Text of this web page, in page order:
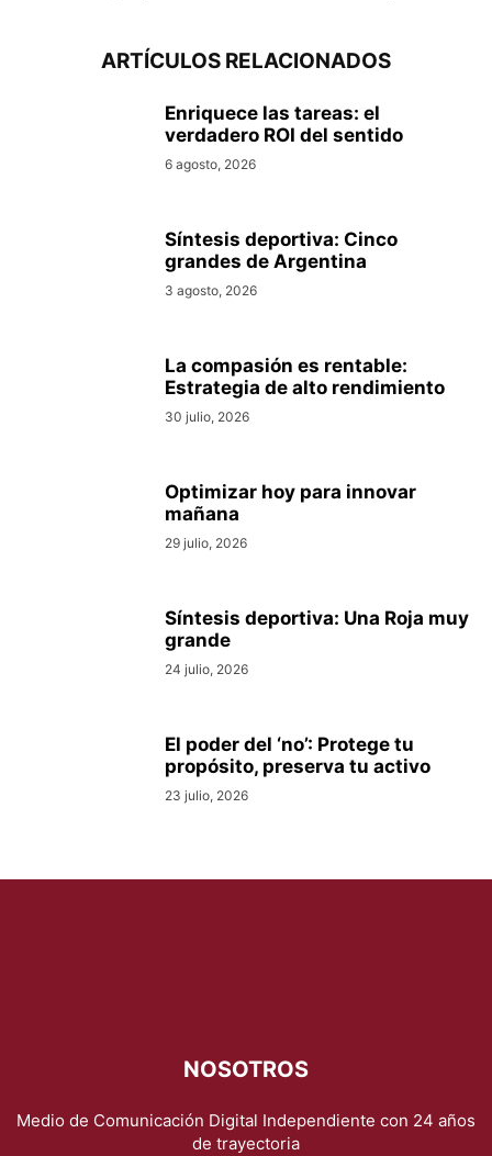
ARTÍCULOS RELACIONADOS
Enriquece las tareas: el
verdadero ROI del sentido
6 agosto, 2026
Síntesis deportiva: Cinco
grandes de Argentina
3 agosto, 2026
La compasión es rentable:
Estrategia de alto rendimiento
30 julio, 2026
Optimizar hoy para innovar
mañana
29 julio, 2026
Síntesis deportiva: Una Roja muy
grande
24 julio, 2026
El poder del ‘no’: Protege tu
propósito, preserva tu activo
23 julio, 2026
NOSOTROS
Medio de Comunicación Digital Independiente con 24 años
de trayectoria